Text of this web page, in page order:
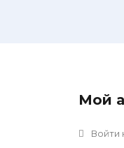
Мой
Войти